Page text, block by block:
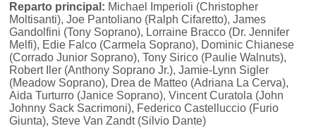
Reparto principal: Michael Imperioli (Christopher
Moltisanti), Joe Pantoliano (Ralph Cifaretto), James
Gandolfini (Tony Soprano), Lorraine Bracco (Dr. Jennifer
Melfi), Edie Falco (Carmela Soprano), Dominic Chianese
(Corrado Junior Soprano), Tony Sirico (Paulie Walnuts),
Robert Iler (Anthony Soprano Jr.), Jamie-Lynn Sigler
(Meadow Soprano), Drea de Matteo (Adriana La Cerva),
Aida Turturro (Janice Soprano), Vincent Curatola (John
Johnny Sack Sacrimoni), Federico Castelluccio (Furio
Giunta), Steve Van Zandt (Silvio Dante)